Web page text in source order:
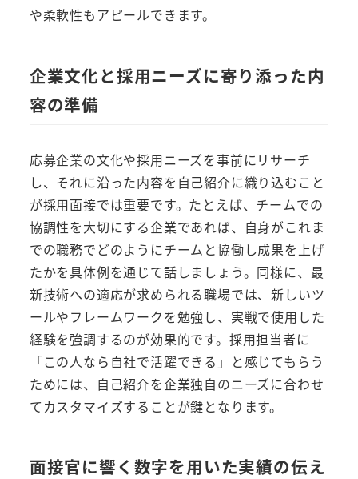
や柔軟性もアピールできます。
企業文化と採用ニーズに寄り添った内
容の準備
応募企業の文化や採用ニーズを事前にリサーチ
し、それに沿った内容を自己紹介に織り込むこと
が採用面接では重要です。たとえば、チームでの
協調性を大切にする企業であれば、自身がこれま
での職務でどのようにチームと協働し成果を上げ
たかを具体例を通じて話しましょう。同様に、最
新技術への適応が求められる職場では、新しいツ
ールやフレームワークを勉強し、実戦で使用した
経験を強調するのが効果的です。採用担当者に
「この人なら自社で活躍できる」と感じてもらう
ためには、自己紹介を企業独自のニーズに合わせ
てカスタマイズすることが鍵となります。
面接官に響く数字を用いた実績の伝え